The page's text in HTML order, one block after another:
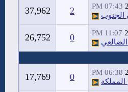
07:43 PM
2
37,962
11:07 PM
0
26,752
06:38 PM
المملكة 0
17,769